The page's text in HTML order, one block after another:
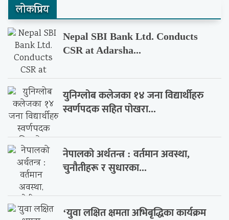
लाेकप्रिय
Nepal SBI Bank Ltd. Conducts
CSR at Adarsha...
युनिग्लोब कलेजका १४ जना विद्यार्थीहरु
स्वर्णपदक सहित पोखरा...
नेपालको अर्थतन्त्र : वर्तमान अवस्था,
चुनौतीहरू र सुधारका...
‘युवा लक्षित क्षमता अभिबृद्धिका कार्यक्रम